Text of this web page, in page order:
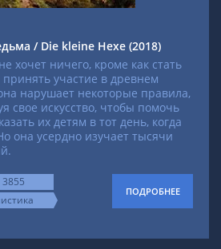
/ Die kleine Hexe (2018)
хочет ничего, кроме как стать
участие в древнем
нарушает некоторые правила,
свое искусство, чтобы помочь
их детям в тот день, когда
она усердно изучает тысячи
3855
ПОДРОБНЕЕ